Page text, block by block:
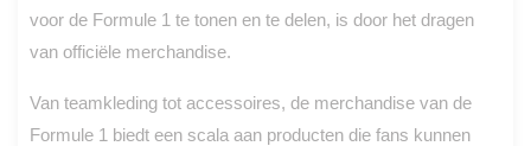
voor de Formule 1 te tonen en te delen, is door het dragen
van officiële merchandise.
Van teamkleding tot accessoires, de merchandise van de
Formule 1 biedt een scala aan producten die fans kunnen